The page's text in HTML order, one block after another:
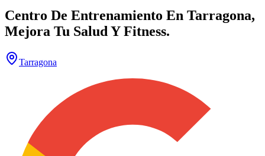
Centro De Entrenamiento En Tarragona,
Mejora Tu Salud Y Fitness.
Tarragona